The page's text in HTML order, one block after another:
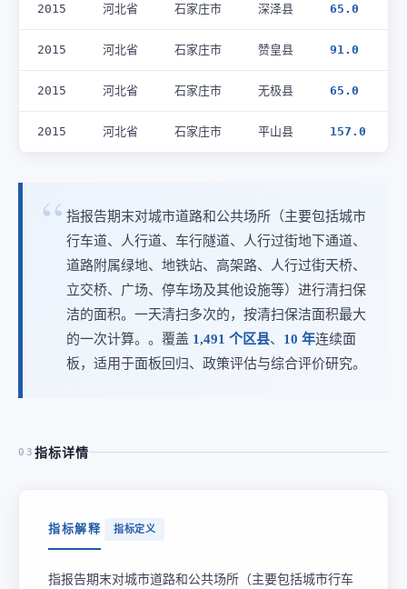
2015 河北省 石家庄市 深泽县 65.0
2015 河北省 石家庄市 赞皇县 91.0
2015 河北省 石家庄市 无极县 65.0
2015 河北省 石家庄市 平山县 157.0
指报告期末对城市道路和公共场所（主要包括城市
行车道、人行道、车行隧道、人行过街地下通道、
道路附属绿地、地铁站、高架路、人行过街天桥、
立交桥、广场、停车场及其他设施等）进行清扫保
洁的面积。一天清扫多次的，按清扫保洁面积最大
的一次计算。。覆盖 1,491 个区县、 10 年连续面
板，适用于面板回归、政策评估与综合评价研究。
03 指标详情
指标解释 指标定义
指报告期末对城市道路和公共场所（主要包括城市行车